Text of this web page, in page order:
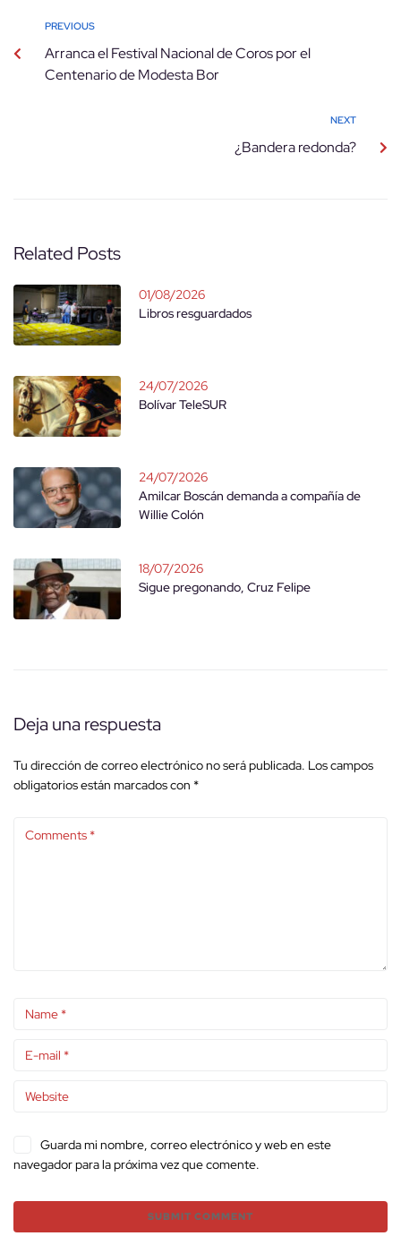
PREVIOUS
Arranca el Festival Nacional de Coros por el
Centenario de Modesta Bor
NEXT
¿Bandera redonda?
Related Posts
01/08/2026
Libros resguardados
24/07/2026
Bolívar TeleSUR
24/07/2026
Amilcar Boscán demanda a compañía de
Willie Colón
18/07/2026
Sigue pregonando, Cruz Felipe
Deja una respuesta
Tu dirección de correo electrónico no será publicada. Los campos
obligatorios están marcados con *
Guarda mi nombre, correo electrónico y web en este
navegador para la próxima vez que comente.